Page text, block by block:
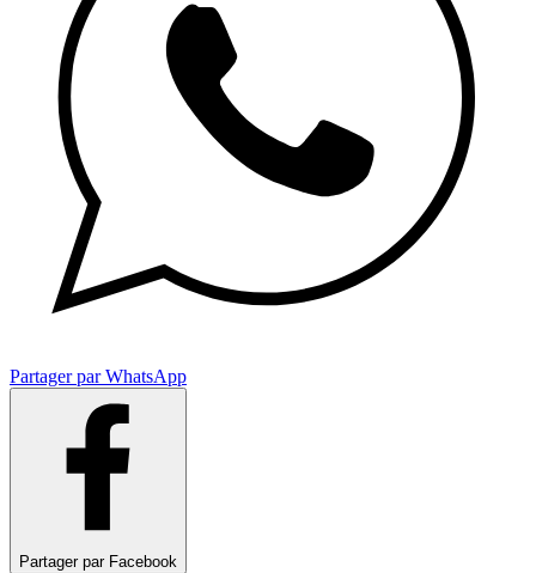
Partager par WhatsApp
Partager par Facebook